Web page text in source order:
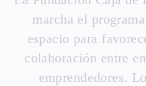
marcha el
espacio para
colaboración entre
emprendedores.